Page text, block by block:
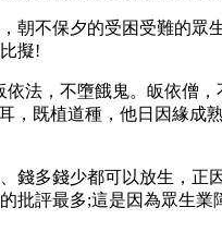
不保夕的受困受難的眾
擬!
，不墮餓鬼。皈依僧
，既植道種，他日因緣
多錢少都可以放生，正
批評最多;這是因為眾生